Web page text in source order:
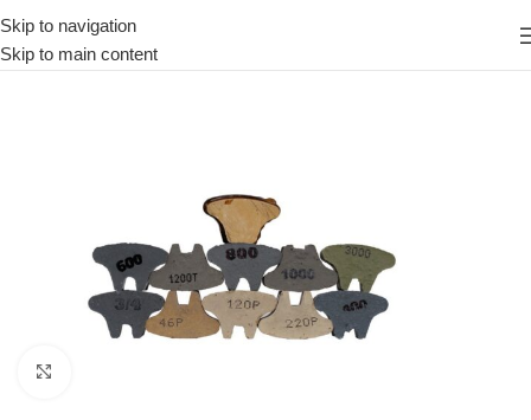
Skip to navigation
Skip to main content